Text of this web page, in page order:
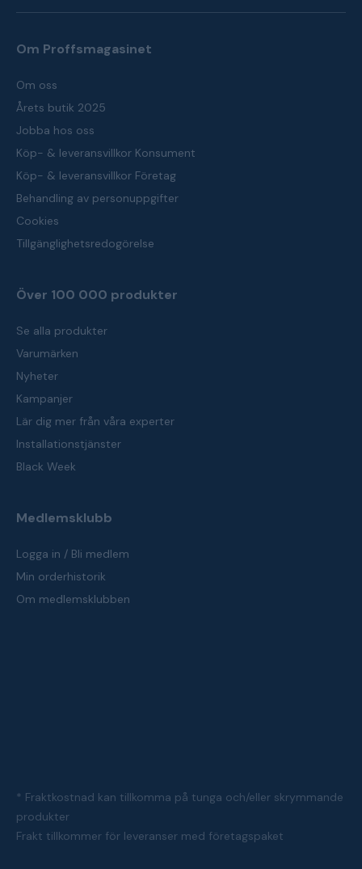
Om Proffsmagasinet
Om oss
Årets butik 2025
Jobba hos oss
Köp- & leveransvillkor Konsument
Köp- & leveransvillkor Företag
Behandling av personuppgifter
Cookies
Tillgänglighetsredogörelse
Över 100 000 produkter
Se alla produkter
Varumärken
Nyheter
Kampanjer
Lär dig mer från våra experter
Installationstjänster
Black Week
Medlemsklubb
Logga in / Bli medlem
Min orderhistorik
Om medlemsklubben
* Fraktkostnad kan tillkomma på tunga och/eller skrymmande
produkter
Frakt tillkommer för leveranser med företagspaket